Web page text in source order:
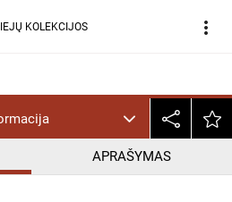
KOLEKCIJOS more_vert
APRAŠYMAS